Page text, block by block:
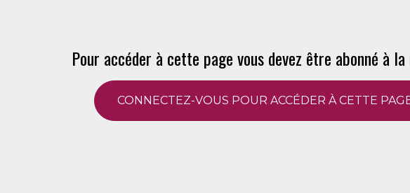
Pour accéder à cette page vous devez être abonné à la
CONNECTEZ-VOUS POUR ACCÉDER À CETTE